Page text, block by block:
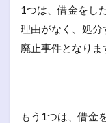
1つは、借金をし
理由がなく、処
廃止事件となりま
もう1つは、借金